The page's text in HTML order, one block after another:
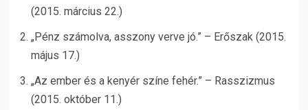
(2015. március 22.)
„Pénz számolva, asszony verve jó.” – Erőszak (2015.
május 17.)
„Az ember és a kenyér színe fehér.” – Rasszizmus
(2015. október 11.)